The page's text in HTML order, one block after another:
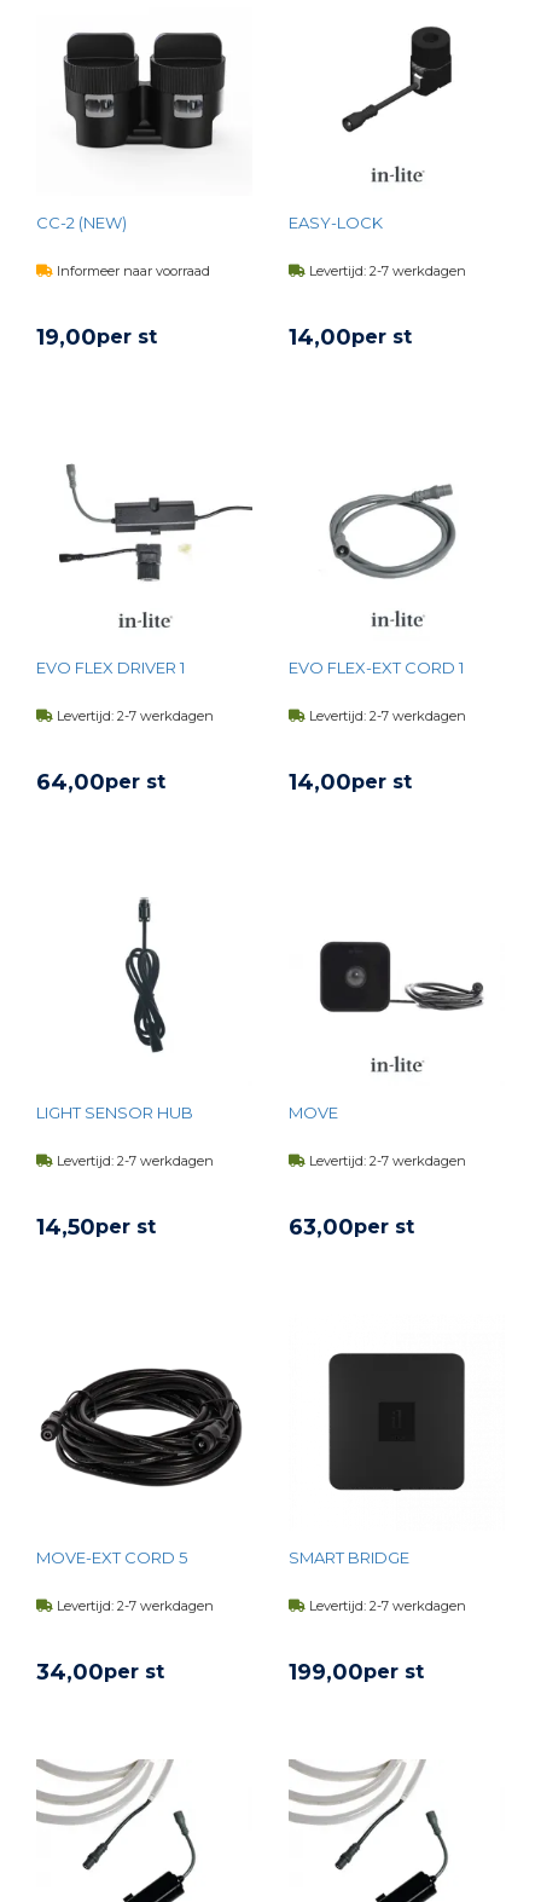
CC-2 (NEW)
Informeer naar voorraad
19,00per st
EASY-LOCK
Levertijd: 2-7 werkdagen
14,00per st
EVO FLEX DRIVER 1
Levertijd: 2-7 werkdagen
64,00per st
EVO FLEX-EXT CORD 1
Levertijd: 2-7 werkdagen
14,00per st
LIGHT SENSOR HUB
Levertijd: 2-7 werkdagen
14,50per st
MOVE
Levertijd: 2-7 werkdagen
63,00per st
MOVE-EXT CORD 5
Levertijd: 2-7 werkdagen
34,00per st
SMART BRIDGE
Levertijd: 2-7 werkdagen
199,00per st